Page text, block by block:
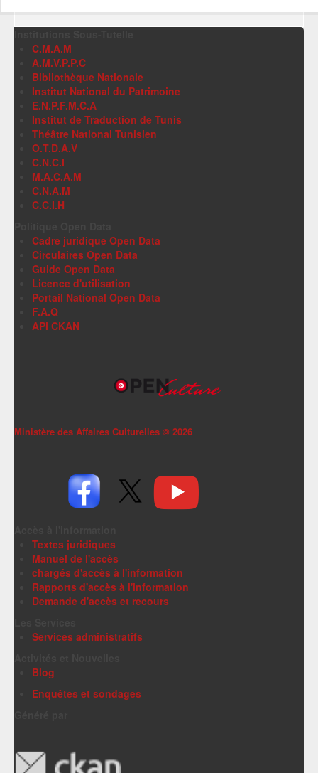
C.M.A.M
A.M.V.P.P.C
Bibliothèque Nationale
Institut National du Patrimoine
E.N.P.F.M.C.A
Institut de Traduction de Tunis
Théâtre National Tunisien
O.T.D.A.V
C.N.C.I
M.A.C.A.M
C.N.A.M
C.C.I.H
Cadre juridique Open Data
Circulaires Open Data
Guide Open Data
Licence d'utilisation
Portail National Open Data
F.A.Q
API CKAN
Ministère des Affaires Culturelles © 2026
Textes juridiques
Manuel de l'accès
chargés d'accès à l'information
Rapports d'accès à l'information
Demande d'accès et recours
Services administratifs
Blog
Enquêtes et sondages